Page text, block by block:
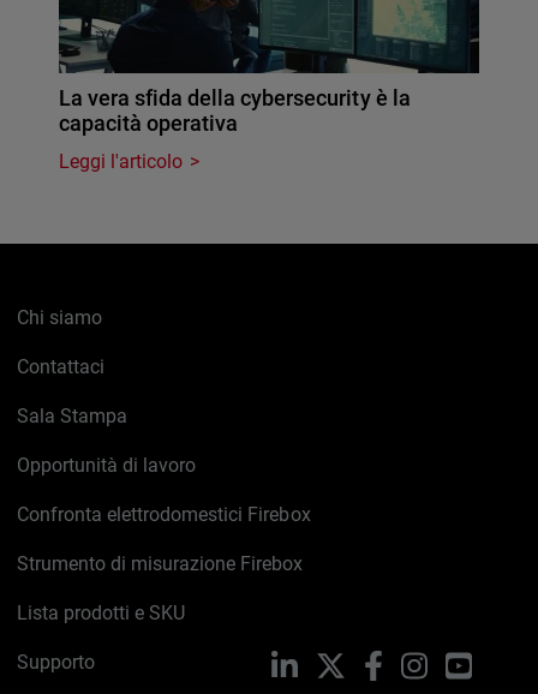
La vera sfida della cybersecurity è la
capacità operativa
Leggi l'articolo
Chi siamo
Contattaci
Sala Stampa
Opportunità di lavoro
Confronta elettrodomestici Firebox
Strumento di misurazione Firebox
Lista prodotti e SKU
Supporto LinkedIn FacebookInstagram